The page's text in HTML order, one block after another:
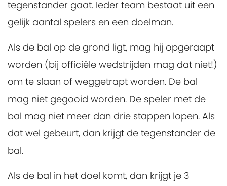
tegenstander gaat. Ieder team bestaat uit een
gelijk aantal spelers en een doelman.
Als de bal op de grond ligt, mag hij opgeraapt
worden (bij officiële wedstrijden mag dat niet!)
om te slaan of weggetrapt worden. De bal
mag niet gegooid worden. De speler met de
bal mag niet meer dan drie stappen lopen. Als
dat wel gebeurt, dan krijgt de tegenstander de
bal.
Als de bal in het doel komt, dan krijgt je 3